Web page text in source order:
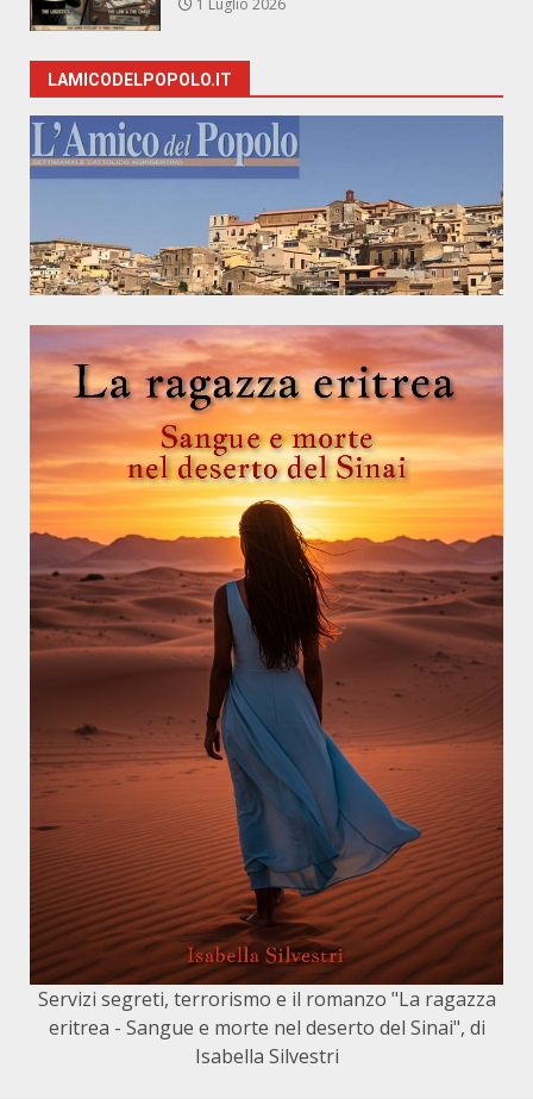
1 Luglio 2026
LAMICODELPOPOLO.IT
Servizi segreti, terrorismo e il romanzo "La ragazza
eritrea - Sangue e morte nel deserto del Sinai", di
Isabella Silvestri